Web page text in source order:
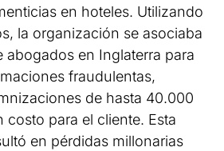
en hoteles. Utilizando
la organización se asociaba
abogados en Inglaterra para
fraudulentas,
de hasta 40.000
costo para el cliente. Esta
en pérdidas millonarias